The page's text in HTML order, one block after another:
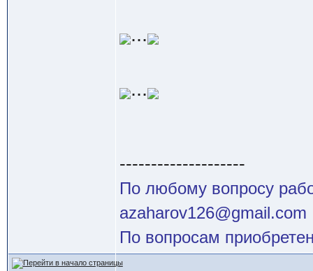
...
...
--------------------
По любому вопросу
azaharov126@gmail.com
По вопросам